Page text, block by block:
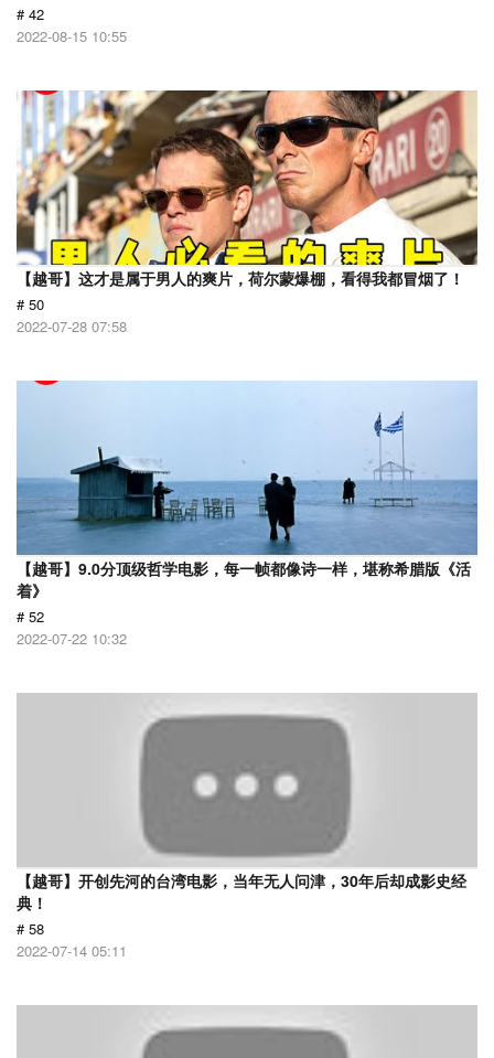
# 42
2022-08-15 10:55
【越哥】这才是属于男人的爽片，荷尔蒙爆棚，看得我都冒烟了！
# 50
2022-07-28 07:58
【越哥】9.0分顶级哲学电影，每一帧都像诗一样，堪称希腊版《活
着》
# 52
2022-07-22 10:32
【越哥】开创先河的台湾电影，当年无人问津，30年后却成影史经
典！
# 58
2022-07-14 05:11